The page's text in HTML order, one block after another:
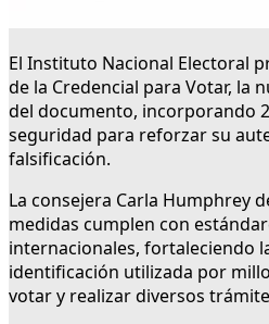
El Instituto Nacional Electoral
de la Credencial para Votar, la
del documento, incorporando
seguridad para reforzar su
falsificación.
La consejera Carla Humphrey
medidas cumplen con
internacionales, fortaleciendo
identificación utilizada por
votar y realizar diversos